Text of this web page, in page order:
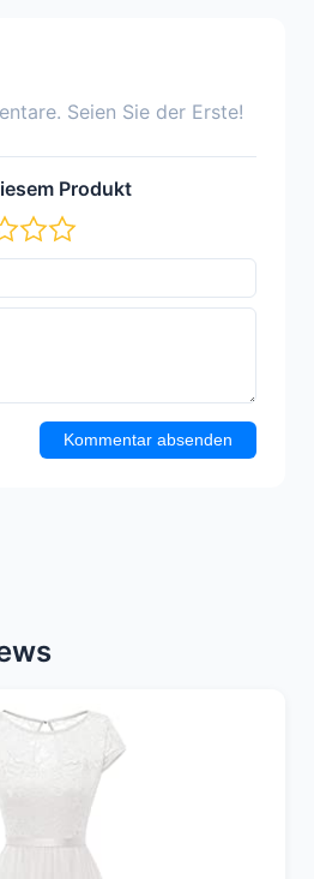
Seien Sie der Erste!
Produkt
Kommentar absenden